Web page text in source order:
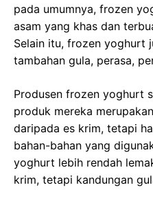
pada umumnya, frozen
asam yang khas dan
Selain itu, frozen yoghurt
tambahan gula, perasa,
Produsen frozen yoghurt
produk mereka
daripada es krim, tetapi
bahan-bahan yang
yoghurt lebih rendah
krim, tetapi kandungan